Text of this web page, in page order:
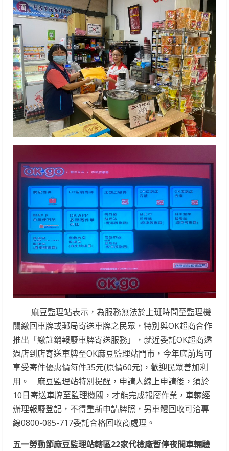
麻豆監理站表示，為服務無法於上班時間至監理機
關繳回車牌或郵局寄送車牌之民眾，特別與OK超商合作
推出「繳註銷報廢車牌寄送服務」，就近委託OK超商透
過店到店寄送車牌至OK麻豆監理站門市，今年底前均可
享受寄件優惠價每件35元(原價60元)，歡迎民眾善加利
用。 麻豆監理站特別提醒，申請人線上申請後，須於
10日寄送車牌至監理機關，才能完成報廢作業，車輛經
辦理報廢登記，不得重新申請牌照，另車體回收可洽專
線0800-085-717委託合格回收商處理。
五一勞動節麻豆監理站轄區22家代檢廠暫停夜間車輛驗